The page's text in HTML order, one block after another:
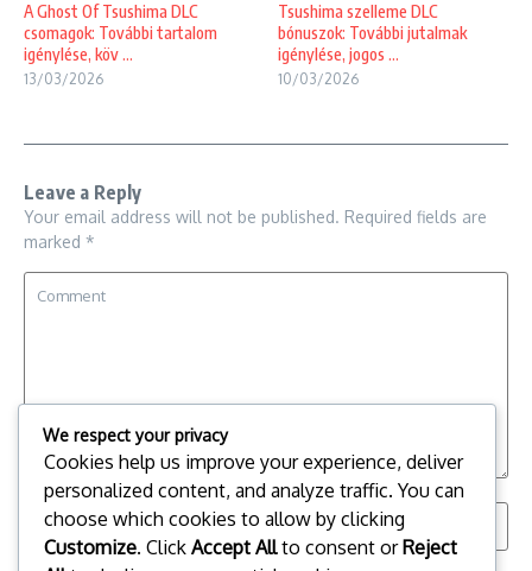
A Ghost Of Tsushima DLC
csomagok: További tartalom
igénylése, köv ...
13/03/2026
Tsushima szelleme DLC
bónuszok: További jutalmak
igénylése, jogos ...
10/03/2026
Leave a Reply
Your email address will not be published. Required fields are
marked *
We respect your privacy
Cookies help us improve your experience, deliver
personalized content, and analyze traffic. You can
choose which cookies to allow by clicking
Customize. Click Accept Allto consent orReject